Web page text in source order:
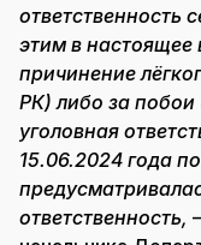
ответственность
этим в
причинение
РК) либо за побои
уголовная
15.06.2024 года
ответственность,